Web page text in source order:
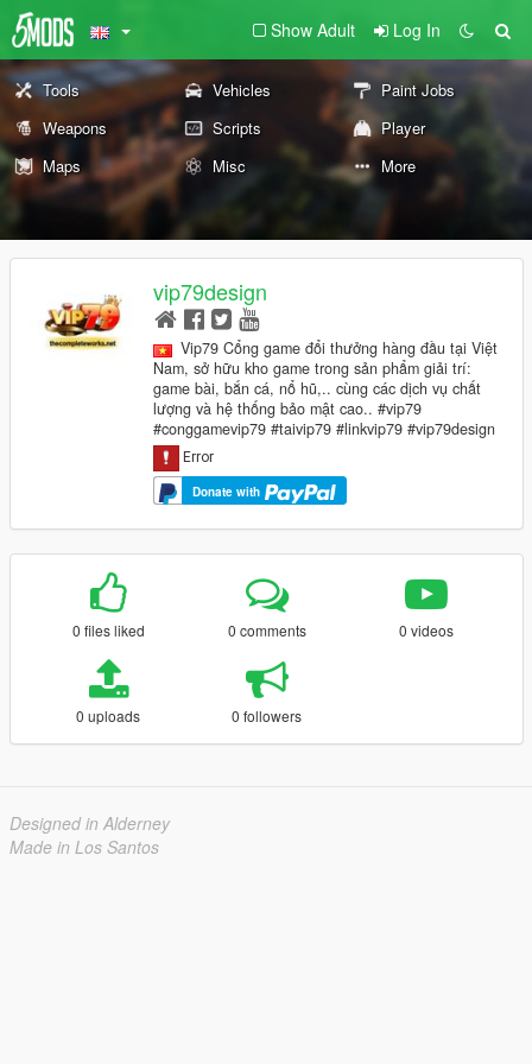
Show Adult Log In
Tools Vehicles
Paint Jobs
Weapons
Scripts
Player
Maps
Misc More
vip79design
Vip79 Cổng game đổi thưởng hàng đầu tại Việt
Nam, sở hữu kho game trong sản phẩm giải trí:
game bài, bắn cá, nổ hũ,.. cùng các dịch vụ chất
lượng và hệ thống bảo mật cao.. #vip79
#conggamevip79 #taivip79 #linkvip79 #vip79design
Donate with
0 files liked 0 comments 0 videos
0 uploads 0 followers
Designed in Alderney
Made in Los Santos